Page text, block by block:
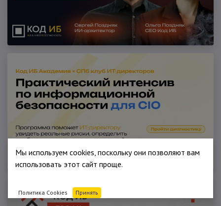
Мы используем cookies, поскольку они позволяют вам
использовать этот сайт проще.
Политика Cookies Принять